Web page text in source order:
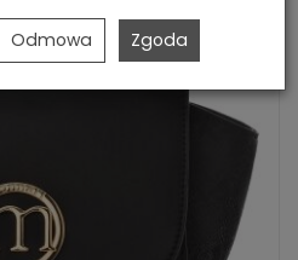
Odmowa Zgoda